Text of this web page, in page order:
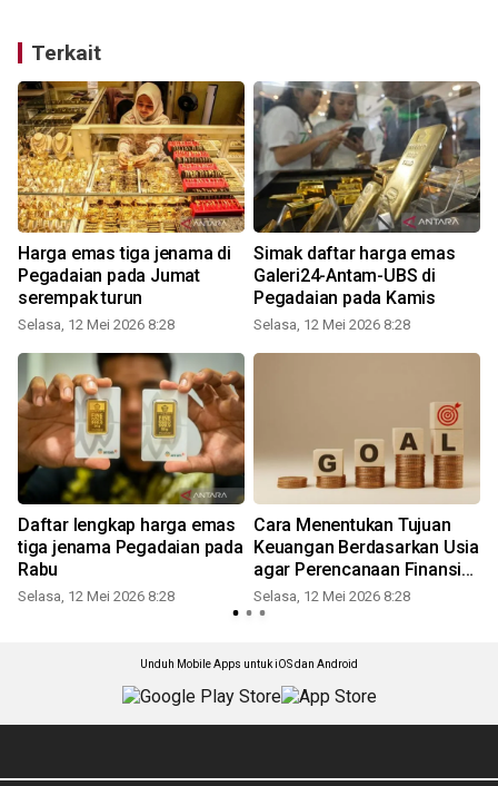
Terkait
Harga emas tiga jenama di
Pegadaian pada Jumat
serempak turun
Selasa, 12 Mei 2026 8:28
Simak daftar harga emas
Galeri24-Antam-UBS di
Pegadaian pada Kamis
Selasa, 12 Mei 2026 8:28
Daftar lengkap harga emas
tiga jenama Pegadaian pada
Rabu
Selasa, 12 Mei 2026 8:28
Cara Menentukan Tujuan
Keuangan Berdasarkan Usia
agar Perencanaan Finansial
Lebih Tepat
Selasa, 12 Mei 2026 8:28
Unduh Mobile Apps untuk iOS dan Android